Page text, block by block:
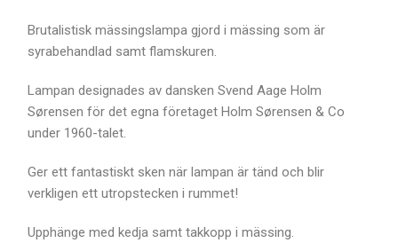
Brutalistisk mässingslampa gjord i mässing som är
syrabehandlad samt flamskuren.
Lampan designades av dansken Svend Aage Holm
Sørensen för det egna företaget Holm Sørensen & Co
under 1960-talet.
Ger ett fantastiskt sken när lampan är tänd och blir
verkligen ett utropstecken i rummet!
Upphänge med kedja samt takkopp i mässing.